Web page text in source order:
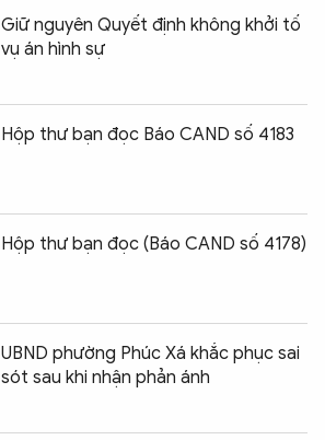
Giữ nguyên Quyết định không khởi tố
vụ án hình sự
Hộp thư bạn đọc Báo CAND số 4183
Hộp thư bạn đọc (Báo CAND số 4178)
UBND phường Phúc Xá khắc phục sai
sót sau khi nhận phản ánh